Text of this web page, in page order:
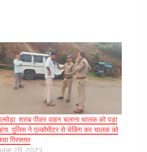
शराब पीकर वाहन चलाना चालक को पड़ा
पुलिस ने एल्कोमीटर से चेकिंग कर चालक को
गिरफ्तार
28, 2023